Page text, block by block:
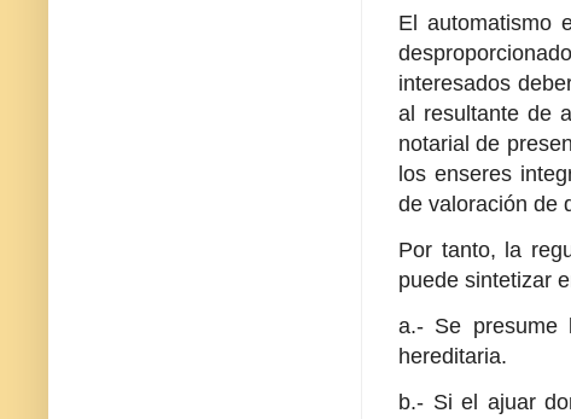
El automatismo
interesados
al resultante de
notarial de
los enseres
de valoración de
Por tanto, la
puede sintetizar
a.- Se presume
hereditaria.
b.- Si el ajuar